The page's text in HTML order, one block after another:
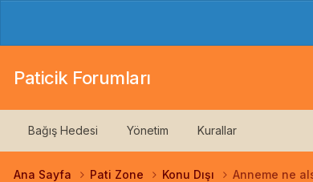
Paticik Forumları
Bağış Hedesi Yönetim Kurallar
Ana Sayfa Pati Zone Konu Dışı Anneme ne